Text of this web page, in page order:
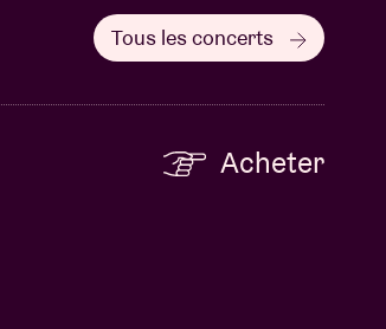
Tous les concerts
Acheter